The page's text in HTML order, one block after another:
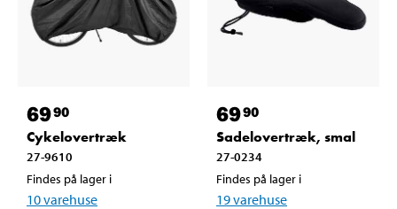
6990
Cykelovertræk
27-9610
Findes på lager i
10varehuse
6990
Sadelovertræk, smal
27-0234
Findes på lager i
19varehuse